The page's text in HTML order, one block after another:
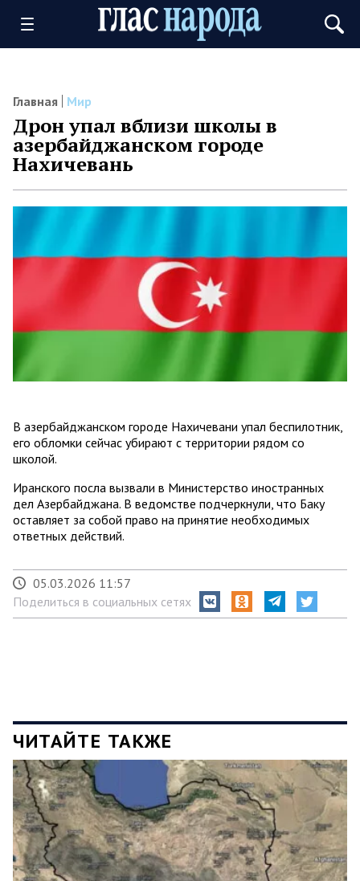
Главная Мир
Дрон упал вблизи школы в
азербайджанском городе
Нахичевань
В азербайджанском городе Нахичевани упал беспилотник,
его обломки сейчас убирают с территории рядом со
школой.
Иранского посла вызвали в Министерство иностранных
дел Азербайджана. В ведомстве подчеркнули, что Баку
оставляет за собой право на принятие необходимых
ответных действий.
05.03.2026 11:57
Поделиться в социальных сетях
ЧИТАЙТЕ ТАКЖЕ